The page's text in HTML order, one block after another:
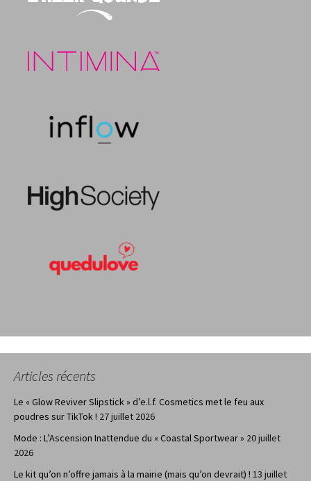
Articles récents
Le « Glow Reviver Slipstick » d’e.l.f. Cosmetics met le feu aux
poudres sur TikTok ! 27 juillet 2026
Mode : L’Ascension Inattendue du « Coastal Sportwear » 20 juillet
2026
Le kit qu’on n’offre jamais à la mairie (mais qu’on devrait) ! 13 juillet